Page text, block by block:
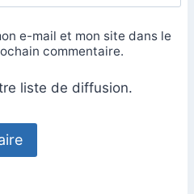
e-mail et mon site dans le
commentaire.
liste de diffusion.